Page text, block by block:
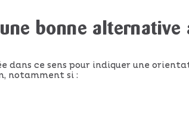
bonne alternative
dans ce sens pour indiquer une
notamment si :